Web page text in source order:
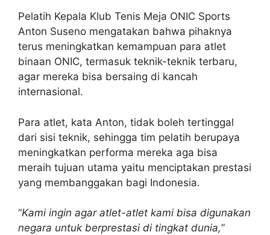
Pelatih Kepala Klub Tenis Meja ONIC Sports
Anton Suseno mengatakan bahwa pihaknya
terus meningkatkan kemampuan para atlet
binaan ONIC, termasuk teknik-teknik terbaru,
agar mereka bisa bersaing di kancah
internasional.
Para atlet, kata Anton, tidak boleh tertinggal
dari sisi teknik, sehingga tim pelatih berupaya
meningkatkan performa mereka aga bisa
meraih tujuan utama yaitu menciptakan prestasi
yang membanggakan bagi Indonesia.
“Kami ingin agar atlet-atlet kami bisa digunakan
negara untuk berprestasi di tingkat dunia,”